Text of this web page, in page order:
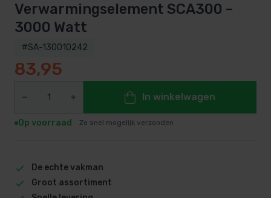
Verwarmingselement SCA300 –
3000 Watt
#SA-130010242
83,95
In winkelwagen
Op voorraad Zo snel mogelijk verzonden
De echte vakman
Groot assortiment